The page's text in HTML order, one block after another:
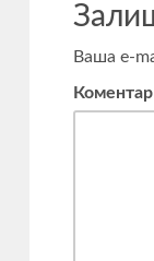
Ваша e-
Коментар